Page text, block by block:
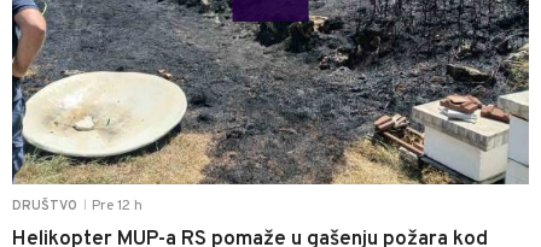
DRUŠTVO Pre 12 h
Helikopter MUP-a RS pomaže u gašenju požara kod